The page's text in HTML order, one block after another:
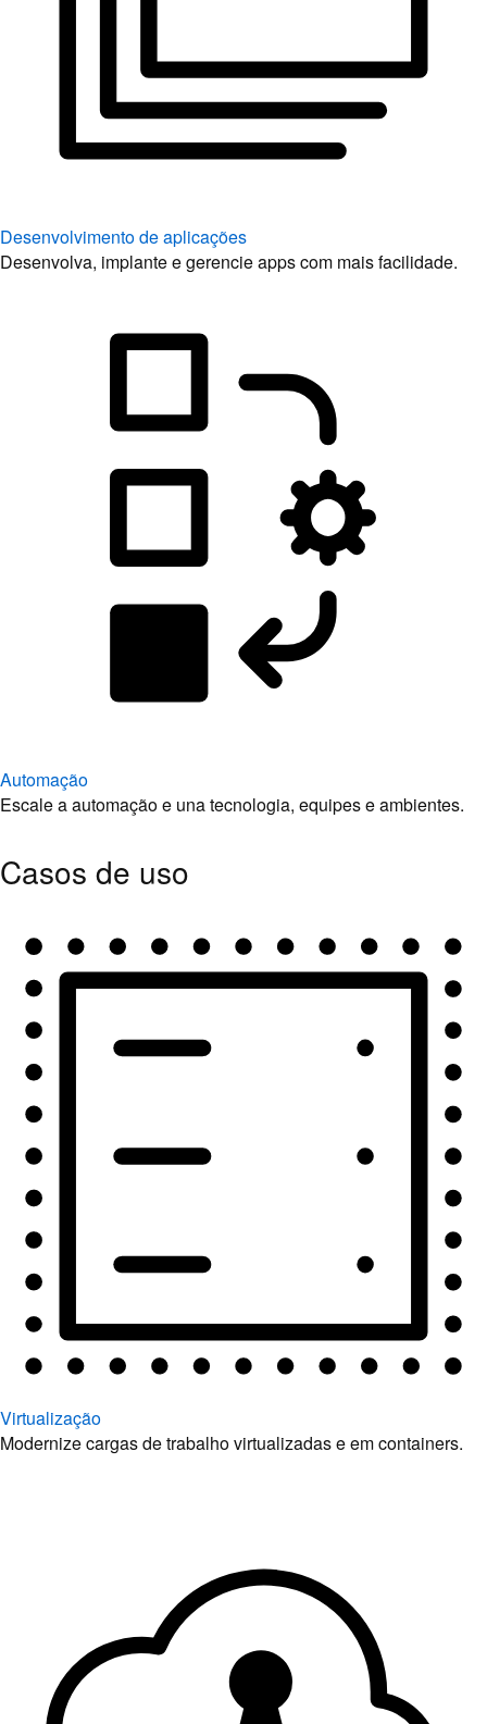
Desenvolvimento de aplicações
Desenvolva, implante e gerencie apps com mais facilidade.
Automação
Escale a automação e una tecnologia, equipes e ambientes.
Casos de uso
Virtualização
Modernize cargas de trabalho virtualizadas e em containers.